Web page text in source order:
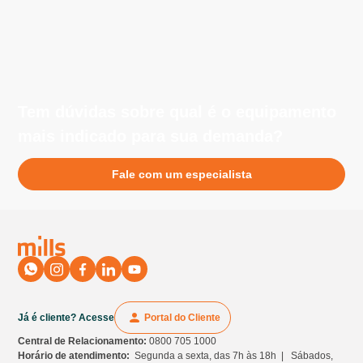
Fale com um especialista
Já é cliente? Acesse Portal do Cliente
Central de Relacionamento:0800 705 1000
Horário de atendimento:Segunda a sexta, das 7h às 18h | Sábados,